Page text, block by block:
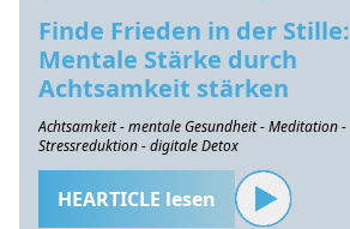
Finde Frieden in der Stille:
Mentale Stärke durch
Achtsamkeit stärken
Achtsamkeit - mentale Gesundheit - Meditation -
Stressreduktion - digitale Detox
HEARTICLE lesen